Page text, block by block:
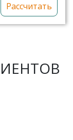
Рассчитать